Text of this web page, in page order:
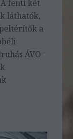
fenti két
láthatók,
a
ÁVO-